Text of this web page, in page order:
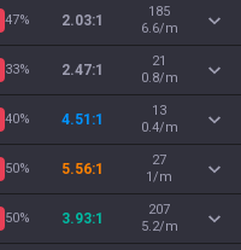
47% 2.03:1
185
6.6/m
33% 2.47:1
21
0.8/m
40% 4.51:1
13
0.4/m
50% 5.56:1
27
1/m
50% 3.93:1
207
5.2/m